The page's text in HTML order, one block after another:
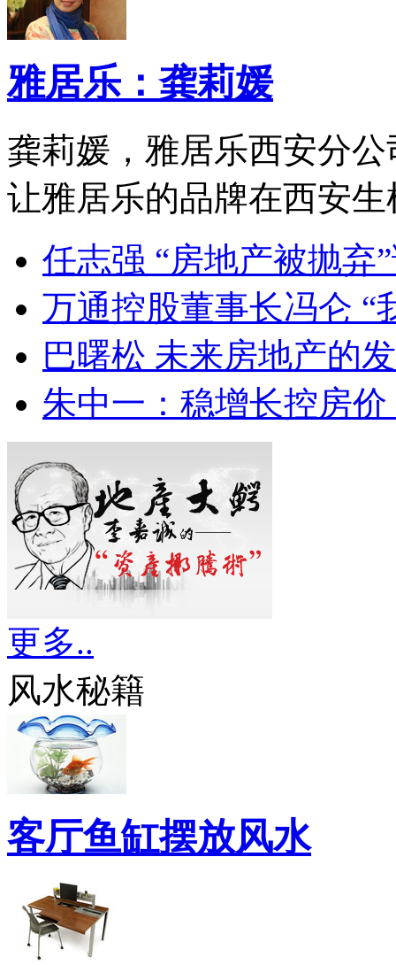
雅居乐：龚莉媛
龚莉媛，雅居乐西安分
让雅居乐的品牌在西安生
任志强 “房地产被抛弃
万通控股董事长冯仑 “
巴曙松 未来房地产的
朱中一：稳增长控房
更多..
风水秘籍
客厅鱼缸摆放风水